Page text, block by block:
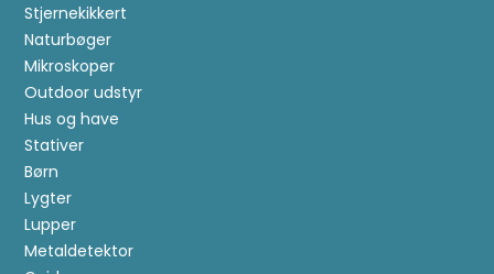
Stjernekikkert
Naturbøger
Mikroskoper
Outdoor udstyr
Hus og have
Stativer
Børn
Lygter
Lupper
Metaldetektor